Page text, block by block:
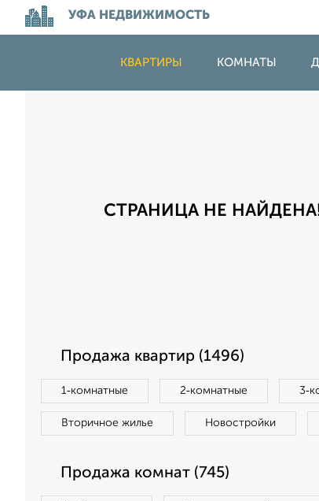
УФА НЕДВИЖИМОСТЬ
КВАРТИРЫ КОМНАТЫ
СТРАНИЦА НЕ
Продажа квартир (1496)
1‑комнатные 2‑комнатные
Вторичное жилье Новостройки
Продажа комнат (745)